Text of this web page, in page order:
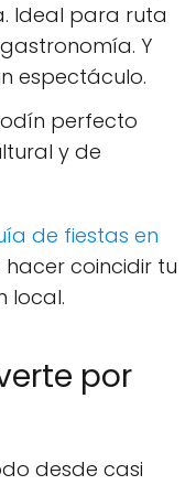
Ideal para ruta
Y
espectáculo.
perfecto
y de
de fiestas en
coincidir tu
local.
por
desde casi